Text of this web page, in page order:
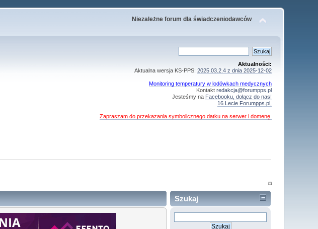
Niezależne forum dla świadczeniodawców
Aktualności:
Aktualna wersja KS-PPS: 2025.03.2.4 z dnia 2025-12-02
Monitoring temperatury w lodówkach medycznych
Kontakt redakcja@forumpps.pl
Jesteśmy na Facebooku, dołącz do nas!
16 Lecie Forumpps.pl,
Zapraszam do przekazania symbolicznego datku na serwer i domenę.
Szukaj